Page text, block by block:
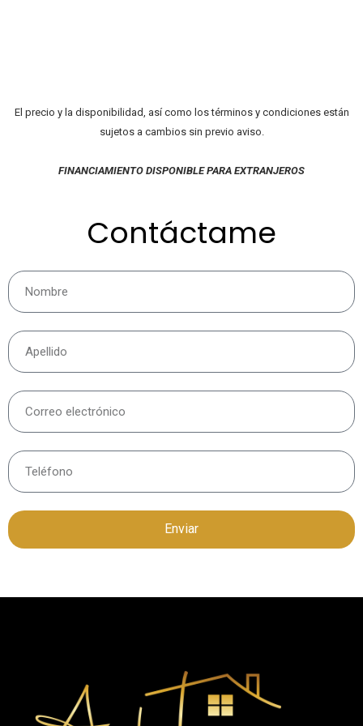
El precio y la disponibilidad, así como los términos y condiciones están
sujetos a cambios sin previo aviso.
FINANCIAMIENTO DISPONIBLE PARA EXTRANJEROS
Contáctame
Enviar